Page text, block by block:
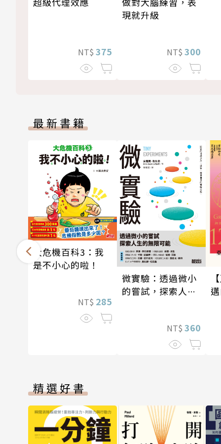
NT$ 375
現就升級
NT$ 300
最新書籍
大危機百科3：我
是不小心的啦！
NT$ 285
微實驗：透過微小
的嘗試，探索人生
NT$ 360
精選好書